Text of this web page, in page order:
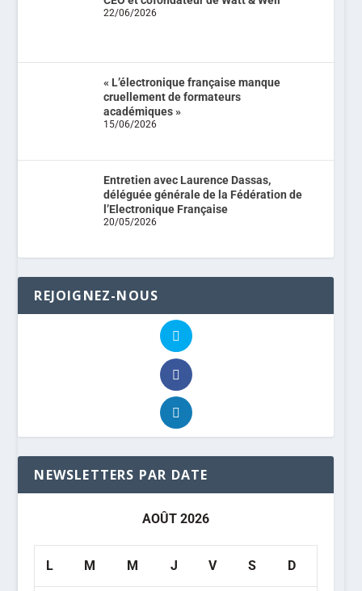
22/06/2026
« L’électronique française manque
cruellement de formateurs
académiques »
15/06/2026
Entretien avec Laurence Dassas,
déléguée générale de la Fédération de
l’Electronique Française
20/05/2026
REJOIGNEZ-NOUS
NEWSLETTERS PAR DATE
AOÛT 2026
L M M J V S D